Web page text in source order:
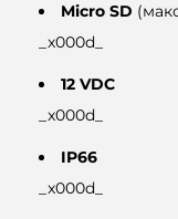
Micro SD
_x000d_
12 VDC
_x000d_
IP66
_x000d_